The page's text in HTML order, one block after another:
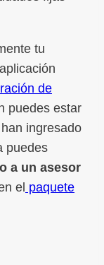
tu
de
puedes estar
ingresado
puedes
a un asesor
el paquete